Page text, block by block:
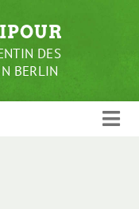
DES
BERLIN